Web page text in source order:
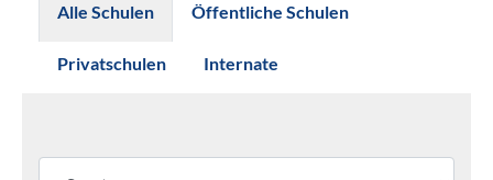
Alle Schulen Öffentliche Schulen
Privatschulen Internate